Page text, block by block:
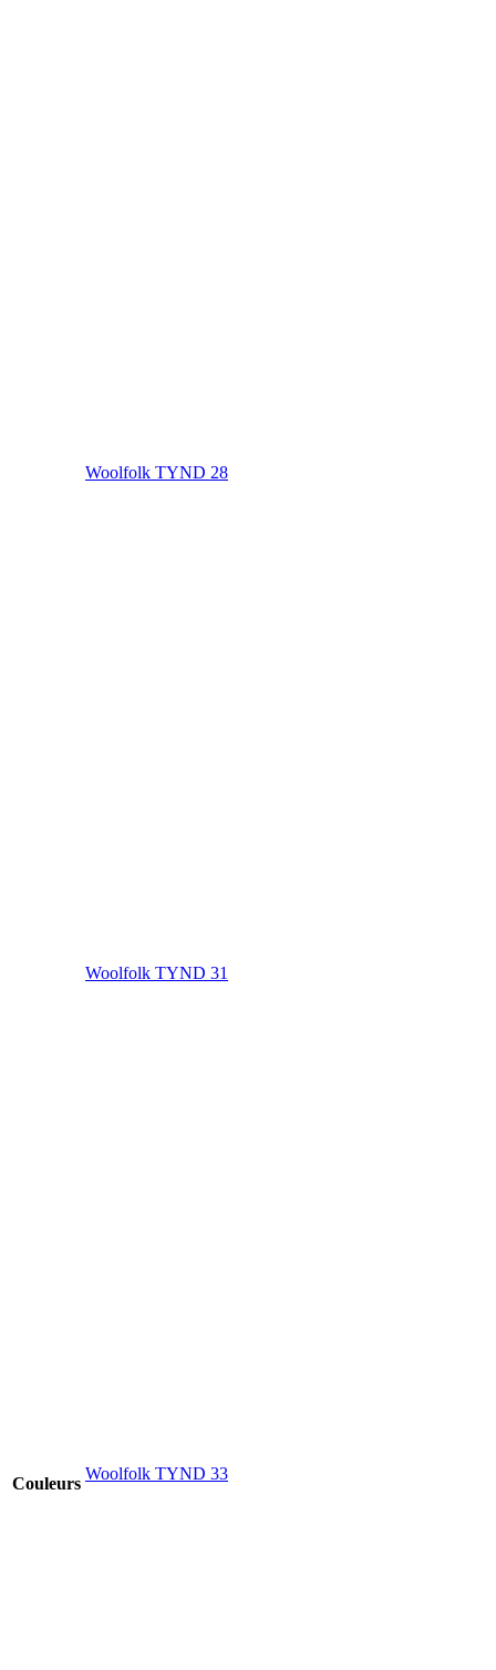
Couleurs
Woolfolk TYND 28
Woolfolk TYND 31
Woolfolk TYND 33